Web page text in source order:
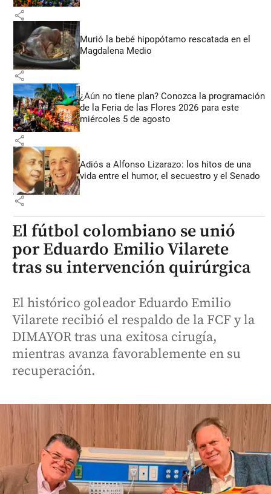
share
Murió la bebé hipopótamo rescatada en el
Magdalena Medio
share
¿Aún no tiene plan? Conozca la programación
de la Feria de las Flores 2026 para este
miércoles 5 de agosto
share
Adiós a Alfonso Lizarazo: los hitos de una
vida entre el humor, el secuestro y el Senado
share
El fútbol colombiano se unió
por Eduardo Emilio Vilarete
tras su intervención quirúrgica
El histórico goleador Eduardo Emilio
Vilarete recibió el respaldo de la FCF y la
DIMAYOR tras una exitosa cirugía,
mientras avanza favorablemente en su
recuperación.